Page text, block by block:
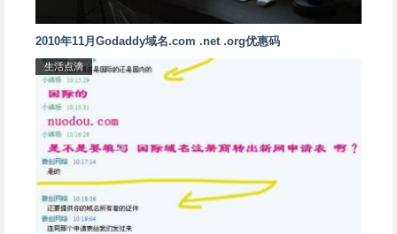
2010年11月Godaddy域名.com .net .org优惠码
生活点滴